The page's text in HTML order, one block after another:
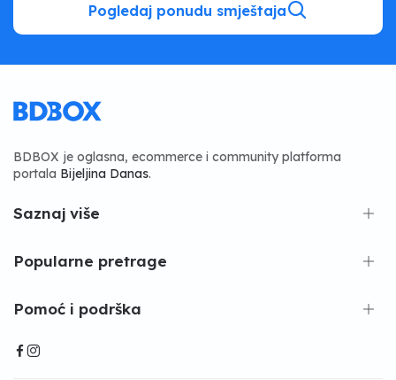
Pogledaj ponudu smještaja
BDBOX je oglasna, ecommerce i community platforma
portala Bijeljina Danas.
Saznaj više
Popularne pretrage
Pomoć i podrška